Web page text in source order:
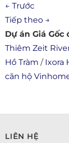
← Trước
Tiếp theo →
Dự án Giá
Thiêm Zeit
Hồ Tràm / Ixora
căn hộ
LIÊN HỆ